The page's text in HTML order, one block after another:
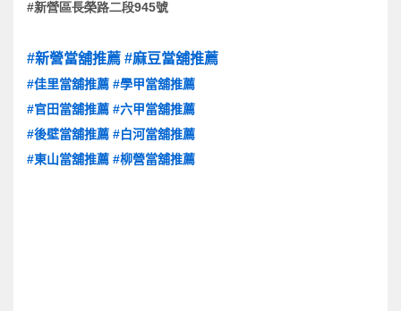
#新營區長榮路二段945號
#新營當舖推薦 #麻豆當舖推薦
#佳里當舖推薦 #學甲當舖推薦
#官田當舖推薦 #六甲當舖推薦
#後壁當舖推薦 #白河當舖推薦
#東山當舖推薦 #柳營當舖推薦